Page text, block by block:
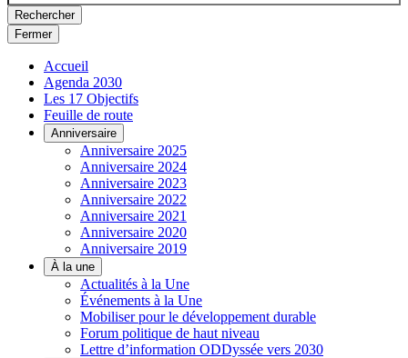
Rechercher
Fermer
Accueil
Agenda 2030
Les 17 Objectifs
Feuille de route
Anniversaire
Anniversaire 2025
Anniversaire 2024
Anniversaire 2023
Anniversaire 2022
Anniversaire 2021
Anniversaire 2020
Anniversaire 2019
À la une
Actualités à la Une
Événements à la Une
Mobiliser pour le développement durable
Forum politique de haut niveau
Lettre d’information ODDyssée vers 2030